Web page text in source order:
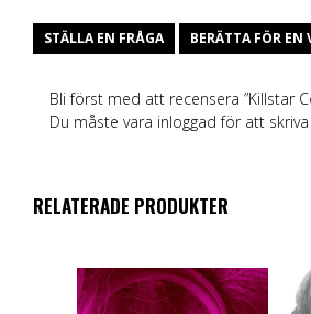
STÄLLA EN FRÅGA BERÄTTA FÖR EN
Bli först med att recensera ”Killstar
Du måste vara inloggad för att
RELATERADE PRODUKTER